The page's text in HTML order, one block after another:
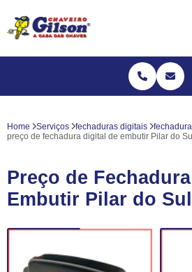
Home Serviços fechaduras digitais
preço de fechadura digital de embutir Pilar do Sul
Preço de
Embutir Pilar do Sul